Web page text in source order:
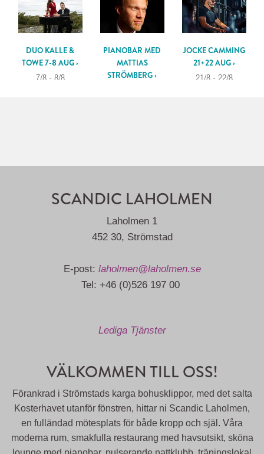
DUO KALLE &
TOWE 7-8 AUG ›
7/8 - 8/8
PIANOBAR MED
MATTIAS
STRÖMBERG ›
JOCKE CAMMING
21+22 AUG ›
21/8 - 22/8
SCANDIC LAHOLMEN
Laholmen 1
452 30, Strömstad
E-post: laholmen@laholmen.se
Tel: +46 (0)526 197 00
Lediga Tjänster
VÄLKOMMEN TILL OSS!
Förankrad i Strömstads karga bohusklippor, med det salta
Kosterhavet utanför fönstren, hittar ni Scandic Laholmen,
en fulländad mötesplats för både kropp och själ. Våra
moderna rum, smakfulla restaurang med havsutsikt, sköna